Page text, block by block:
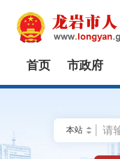
首页 市政府